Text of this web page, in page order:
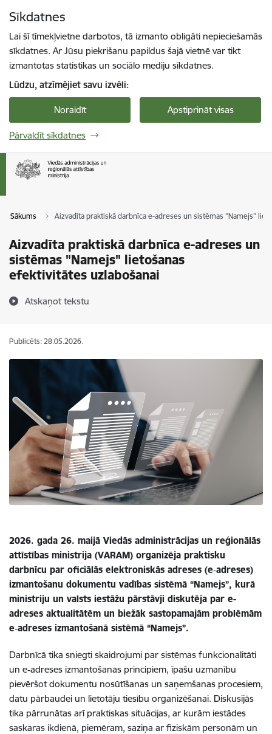
Sīkdatnes
Lai šī tīmekļvietne darbotos, tā izmanto obligāti nepieciešamās
sīkdatnes. Ar Jūsu piekrišanu papildus šajā vietnē var tikt
izmantotas statistikas un sociālo mediju sīkdatnes.
Lūdzu, atzīmējiet savu izvēli:
Noraidīt Apstiprināt visas
Pārvaldīt sīkdatnes
Sākums Aizvadīta praktiskā darbnīca e-adreses un sistēmas "Namejs"
Aizvadīta praktiskā darbnīca e-adreses un
sistēmas "Namejs" lietošanas
efektivitātes uzlabošanai
Atskaņot tekstu
Publicēts: 28.05.2026.
2026. gada 26. maijā Viedās administrācijas un reģionālās
attīstības ministrija (VARAM) organizēja praktisku
darbnīcu par oficiālās elektroniskās adreses (e‑adreses)
izmantošanu dokumentu vadības sistēmā “Namejs”, kurā
ministriju un valsts iestāžu pārstāvji diskutēja par e-
adreses aktualitātēm un biežāk sastopamajām problēmām
e‑adreses izmantošanā sistēmā “Namejs”.
Darbnīcā tika sniegti skaidrojumi par sistēmas funkcionalitāti
un e‑adreses izmantošanas principiem, īpašu uzmanību
pievēršot dokumentu nosūtīšanas un saņemšanas procesiem,
datu pārbaudei un lietotāju tiesību organizēšanai. Diskusijās
tika pārrunātas arī praktiskas situācijas, ar kurām iestādes
saskaras ikdienā, piemēram, saziņa ar fiziskām personām un